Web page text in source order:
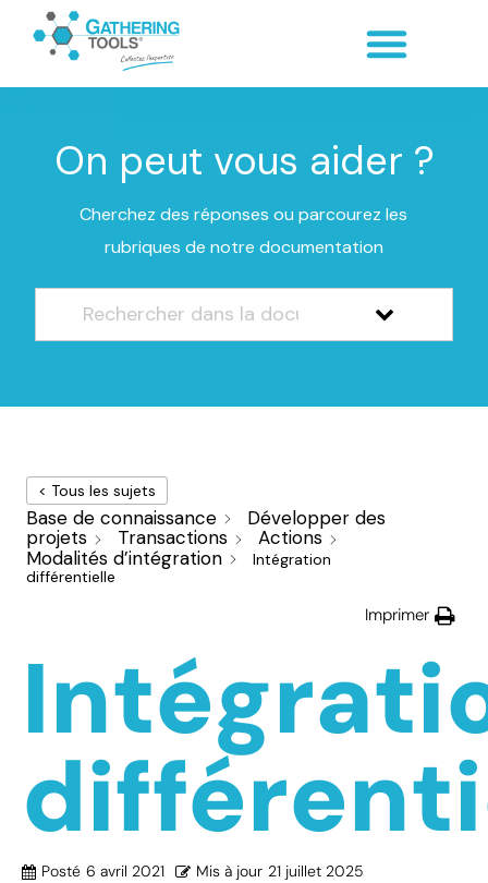
On peut vous aider ?
Cherchez des réponses ou parcourez les
rubriques de notre documentation
< Tous les sujets
Base de connaissance
Développer des
projets
Transactions
Actions
Modalités d’intégration
Intégration
différentielle
Imprimer
Posté 6 avril 2021 Mis à jour 21 juillet 2025